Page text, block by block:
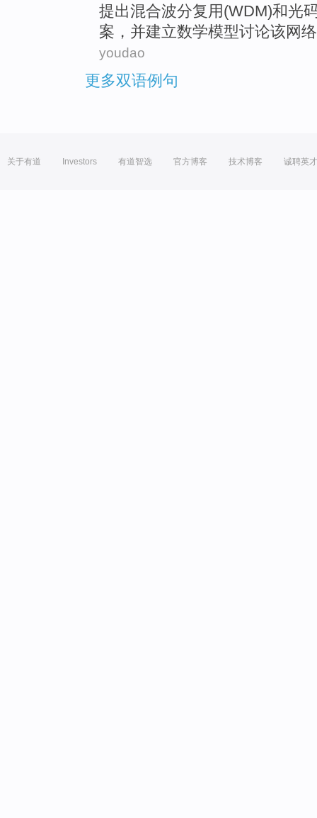
提出混合波分复用(WDM)和光
案， 并建立数学模型讨论该网
youdao
更多双语例句
关于有道 Investors 有道智选 官方博客 技术博客 诚聘英才